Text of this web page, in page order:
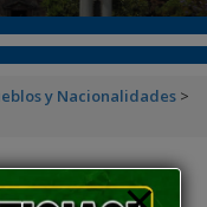
y Nacionalidades >